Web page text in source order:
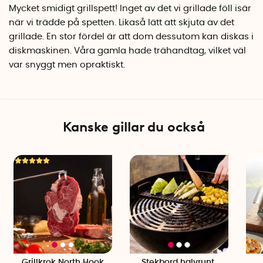
Mycket smidigt grillspett! Inget av det vi grillade föll isär
när vi trädde på spetten. Likaså lätt att skjuta av det
grillade. En stor fördel är att dom dessutom kan diskas i
diskmaskinen. Våra gamla hade trähandtag, vilket väl
var snyggt men opraktiskt.
Kanske gillar du också